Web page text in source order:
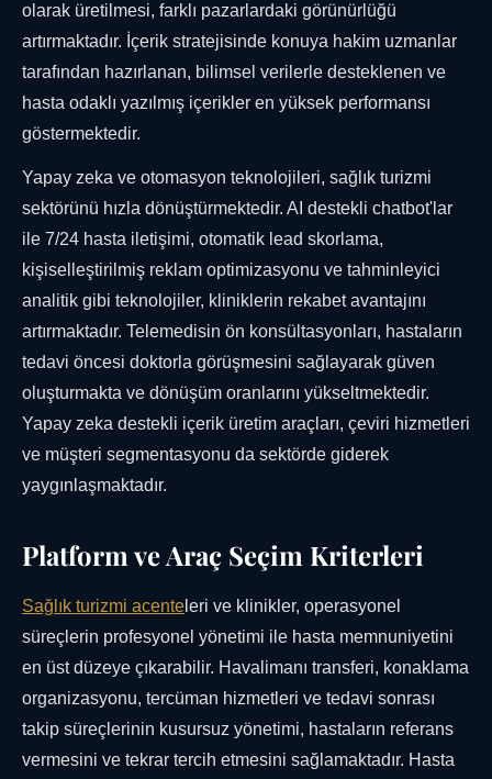
olarak üretilmesi, farklı pazarlardaki görünürlüğü
artırmaktadır. İçerik stratejisinde konuya hakim uzmanlar
tarafından hazırlanan, bilimsel verilerle desteklenen ve
hasta odaklı yazılmış içerikler en yüksek performansı
göstermektedir.
Yapay zeka ve otomasyon teknolojileri, sağlık turizmi
sektörünü hızla dönüştürmektedir. AI destekli chatbot'lar
ile 7/24 hasta iletişimi, otomatik lead skorlama,
kişiselleştirilmiş reklam optimizasyonu ve tahminleyici
analitik gibi teknolojiler, kliniklerin rekabet avantajını
artırmaktadır. Telemedisin ön konsültasyonları, hastaların
tedavi öncesi doktorla görüşmesini sağlayarak güven
oluşturmakta ve dönüşüm oranlarını yükseltmektedir.
Yapay zeka destekli içerik üretim araçları, çeviri hizmetleri
ve müşteri segmentasyonu da sektörde giderek
yaygınlaşmaktadır.
Platform ve Araç Seçim Kriterleri
Sağlık turizmi acente leri ve klinikler, operasyonel
süreçlerin profesyonel yönetimi ile hasta memnuniyetini
en üst düzeye çıkarabilir. Havalimanı transferi, konaklama
organizasyonu, tercüman hizmetleri ve tedavi sonrası
takip süreçlerinin kusursuz yönetimi, hastaların referans
vermesini ve tekrar tercih etmesini sağlamaktadır. Hasta